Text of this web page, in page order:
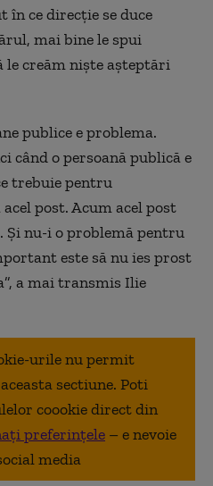
în ce direcție se duce
mai bine le spui
le creăm niște așteptări
publice e problema.
când o persoană publică e
trebuie pentru
post. Acum acel post
Și nu-i o problemă pentru
este să nu ies prost
a mai transmis Ilie
urile nu permit
sectiune. Poti
coookie direct din
preferințele – e nevoie
media